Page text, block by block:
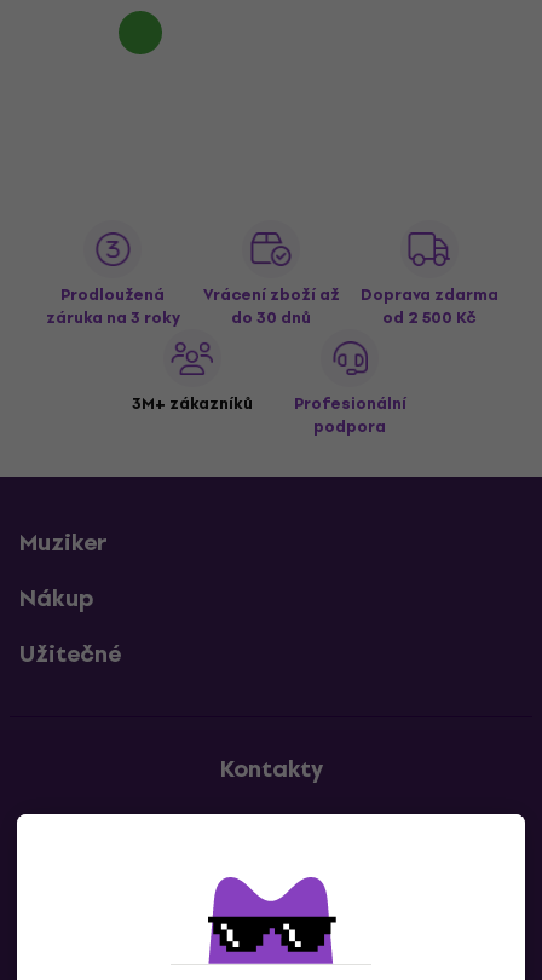
Prodloužená
záruka na 3 roky
Vrácení zboží až
do 30 dnů
Doprava zdarma
od 2 500 Kč
3M+ zákazníků
Profesionální
podpora
Muziker
Nákup
Užitečné
Kontakty